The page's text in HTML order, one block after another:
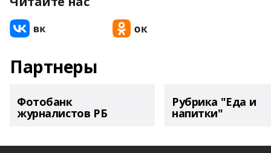
Партнеры
Фотобанк
журналистов РБ
Рубрика "Еда и
напитки"